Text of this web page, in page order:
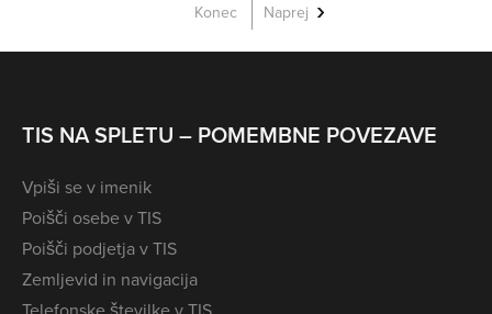
Konec
Naprej
TIS NA SPLETU – POMEMBNE POVEZAVE
Vpiši se v imenik
Poišči osebe v TIS
Poišči podjetja v TIS
Zemljevid in navigacija